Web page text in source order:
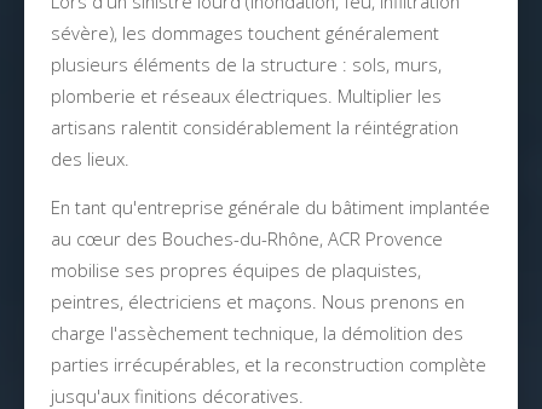
sévère), les dommages touchent généralement
plusieurs éléments de la structure : sols, murs,
plomberie et réseaux électriques. Multiplier les
artisans ralentit considérablement la réintégration
des lieux.
En tant qu'entreprise générale du bâtiment implantée
au cœur des Bouches-du-Rhône, ACR Provence
mobilise ses propres équipes de plaquistes,
peintres, électriciens et maçons. Nous prenons en
charge l'assèchement technique, la démolition des
parties irrécupérables, et la reconstruction complète
jusqu'aux finitions décoratives.